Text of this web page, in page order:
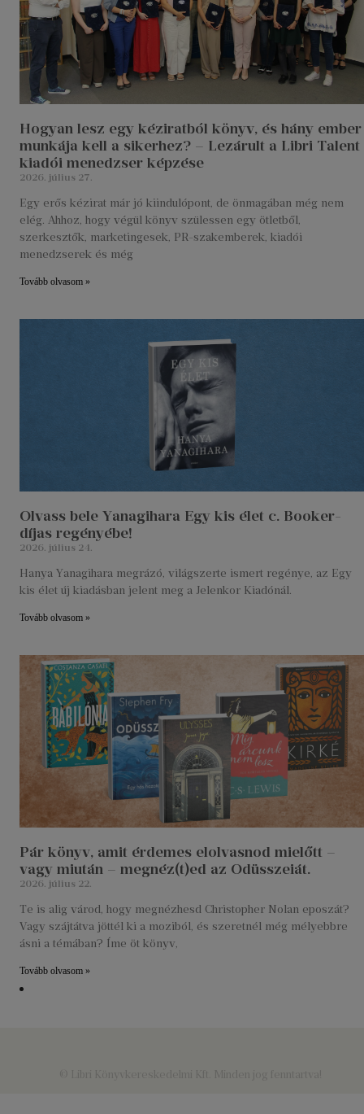
Hogyan lesz egy kéziratból könyv, és hány ember
munkája kell a sikerhez? – Lezárult a Libri Talent
kiadói menedzser képzése
2026. július 27.
Egy erős kézirat már jó kiindulópont, de önmagában még nem
elég. Ahhoz, hogy végül könyv szülessen egy ötletből,
szerkesztők, marketingesek, PR-szakemberek, kiadói
menedzserek és még
Tovább olvasom »
Olvass bele Yanagihara Egy kis élet c. Booker-
díjas regényébe!
2026. július 24.
Hanya Yanagihara megrázó, világszerte ismert regénye, az Egy
kis élet új kiadásban jelent meg a Jelenkor Kiadónál.
Tovább olvasom »
Pár könyv, amit érdemes elolvasnod mielőtt –
vagy miután – megnéz(t)ed az Odüsszeiát.
2026. július 22.
Te is alig várod, hogy megnézhesd Christopher Nolan eposzát?
Vagy szájtátva jöttél ki a moziból, és szeretnél még mélyebbre
ásni a témában? Íme öt könyv,
Tovább olvasom »